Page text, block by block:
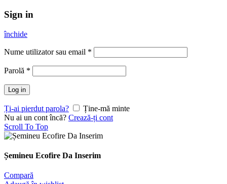
Sign in
închide
Nume utilizator sau email *
Parolă *
Log in
Ți-ai pierdut parola?
Ține-mă minte
Nu ai un cont încă? Crează-ți cont
Scroll To Top
Șemineu Ecofire Da Inserim
Compară